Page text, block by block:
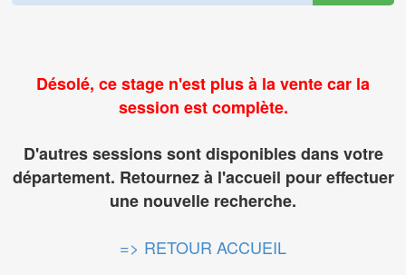
Désolé, ce stage n'est plus à la vente car la
session est complète.
D'autres sessions sont disponibles dans votre
département. Retournez à l'accueil pour effectuer
une nouvelle recherche.
=> RETOUR ACCUEIL